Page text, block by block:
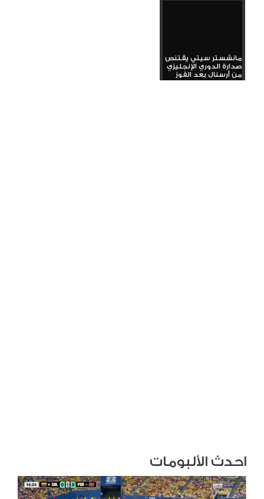
مانشستر سيتي يقتنص
صدارة الدوري الإنجليزي
من أرسنال بعد الفوز
احدث الألبومات